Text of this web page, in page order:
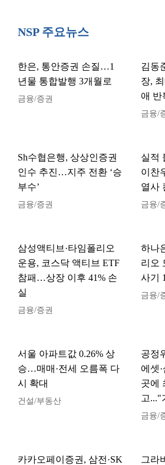
NSP 주요뉴스
한은, 통안증권 손질…1
년물 통합발행 3개월로
금융/증권
김동
장,
애 반
금융/
Sh수협은행, 상상인증권
인수 추진…지주 전환 ‘승
부수’
금융/증권
실적
이찬
열사
금융/
삼성액티브·타임폴리오
운용, 코스닥 액티브 ETF
참패…상장 이후 41% 손
실
금융/증권
하나
리오
사기
금융/
서울 아파트값 0.26% 상
승…매매·전세 오름폭 다
시 확대
건설/부동산
공정
에셋
곳에
고..."
금융/
카카오페이증권, 삼전·SK
그라